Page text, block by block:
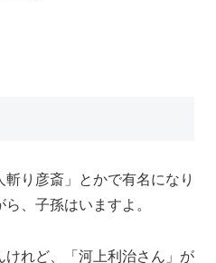
り彦斎」とかで有名になり
、子孫はいますよ。
れど、「河上利治さん」が